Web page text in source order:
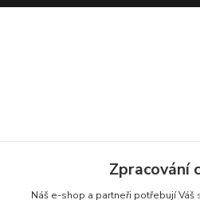
Zpracování
Náš e-shop a partneři potřebují Váš